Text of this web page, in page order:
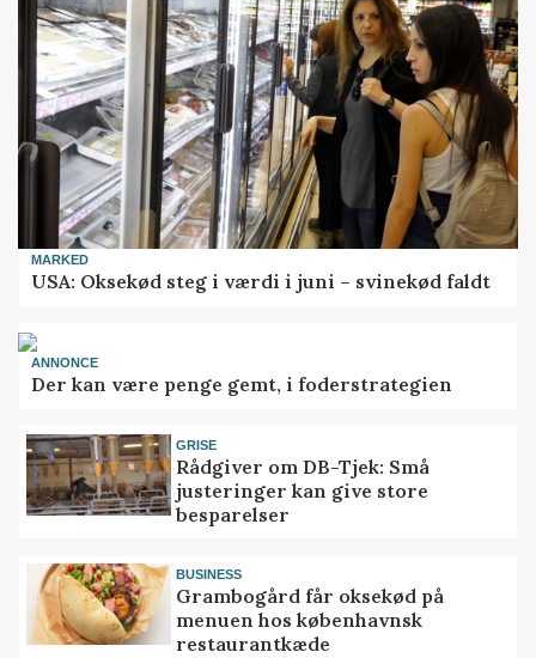
MARKED
USA: Oksekød steg i værdi i juni – svinekød faldt
ANNONCE
Der kan være penge gemt, i foderstrategien
GRISE
Rådgiver om DB-Tjek: Små
justeringer kan give store
besparelser
BUSINESS
Grambogård får oksekød på
menuen hos københavnsk
restaurantkæde